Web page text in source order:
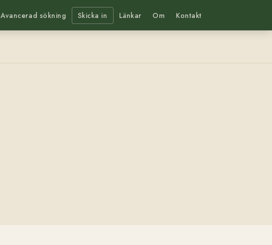
Avancerad sökning Skicka in Länkar Om Kontakt